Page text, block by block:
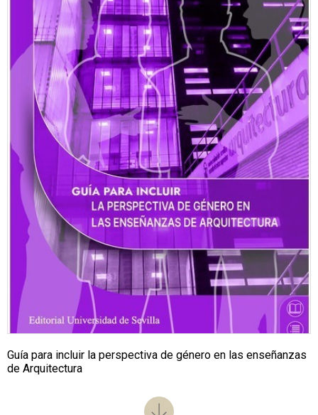
Guía para incluir la perspectiva de género en las enseñanzas
de Arquitectura